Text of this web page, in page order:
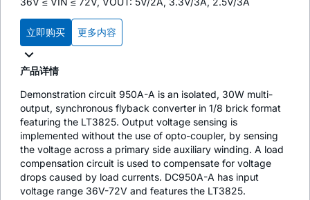
立即购买 更多内容
产品详情
Demonstration circuit 950A-A is an isolated, 30W multi-
output, synchronous flyback converter in 1/8 brick format
featuring the LT3825. Output voltage sensing is
implemented without the use of opto-coupler, by sensing
the voltage across a primary side auxiliary winding. A load
compensation circuit is used to compensate for voltage
drops caused by load currents. DC950A-A has input
voltage range 36V-72V and features the LT3825.